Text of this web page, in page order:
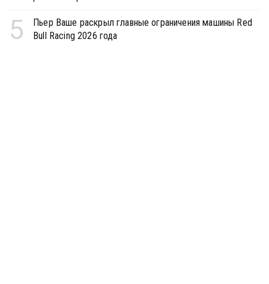
5
Пьер Ваше раскрыл главные ограничения машины Red
Bull Racing 2026 года